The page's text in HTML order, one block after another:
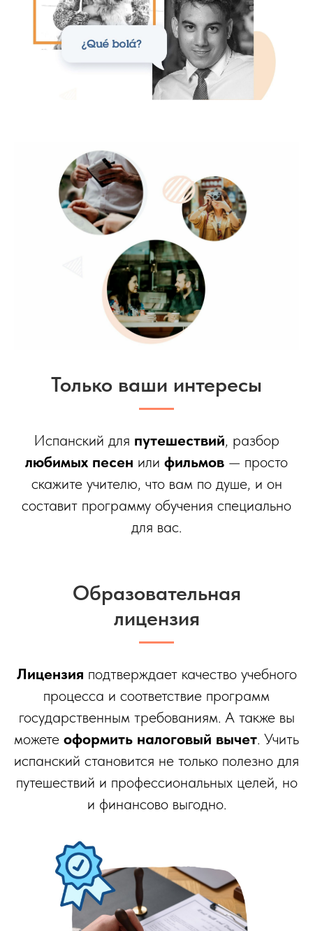
Только ваши интересы
Испанский для путешествий, разбор
любимых песен или фильмов — просто
скажите учителю, что вам по душе, и он
составит программу обучения специально
для вас.
Образовательная
лицензия
Лицензия подтверждает качество учебного
процесса и соответствие программ
государственным требованиям. А также вы
можете оформить налоговый вычет. Учить
испанский становится не только полезно для
путешествий и профессиональных целей, но
и финансово выгодно.